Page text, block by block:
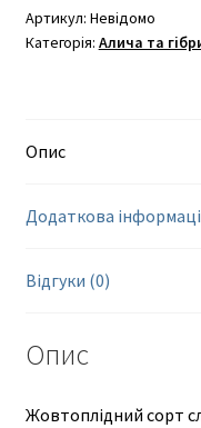
Артикул: Невідомо
Категорія: Алича та
Опис
Додаткова
Відгуки (0)
Опис
Жовтоплідний сорт